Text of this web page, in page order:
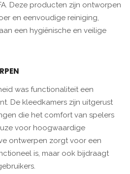
Deze producten zijn ontworpen
en eenvoudige reiniging,
een hygiënische en veilige
was functionaliteit een
De kleedkamers zijn uitgerust
die het comfort van spelers
voor hoogwaardige
ontwerpen zorgt voor een
is, maar ook bijdraagt